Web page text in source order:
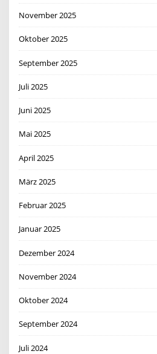
November 2025
Oktober 2025
September 2025
Juli 2025
Juni 2025
Mai 2025
April 2025
März 2025
Februar 2025
Januar 2025
Dezember 2024
November 2024
Oktober 2024
September 2024
Juli 2024